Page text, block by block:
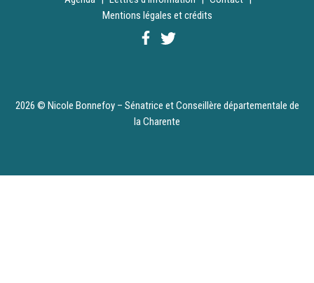
Mentions légales et crédits
2026 © Nicole Bonnefoy – Sénatrice et Conseillère départementale de
la Charente